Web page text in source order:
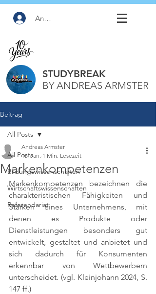
Anmelden
STUDYBREAK
BY ANDREAS ARMSTER
Beitrag
All Posts
Bildungswissenschaften
Wirtschaftswissenschaften
Referendariat
All Posts
Markenkompetenzen
Andreas Armster
10. Jan. 1 Min. Lesezeit
Markenkompetenzen bezeichnen die
charakteristischen Fähigkeiten und
Stärken eines Unternehmens, mit
denen es Produkte oder
Dienstleistungen besonders gut
entwickelt, gestaltet und anbietet und
sich dadurch für Konsumenten
erkennbar von Wettbewerbern
unterscheidet. (vgl. Kleinjohann 2024, S.
147 ff.)